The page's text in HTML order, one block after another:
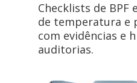
Checklists de BPF
de temperatura e
com evidências e
auditorias.